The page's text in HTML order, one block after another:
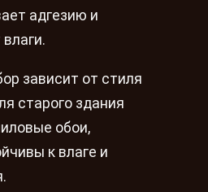
адгезию и
зависит от стиля
старого здания
обои,
к влаге и